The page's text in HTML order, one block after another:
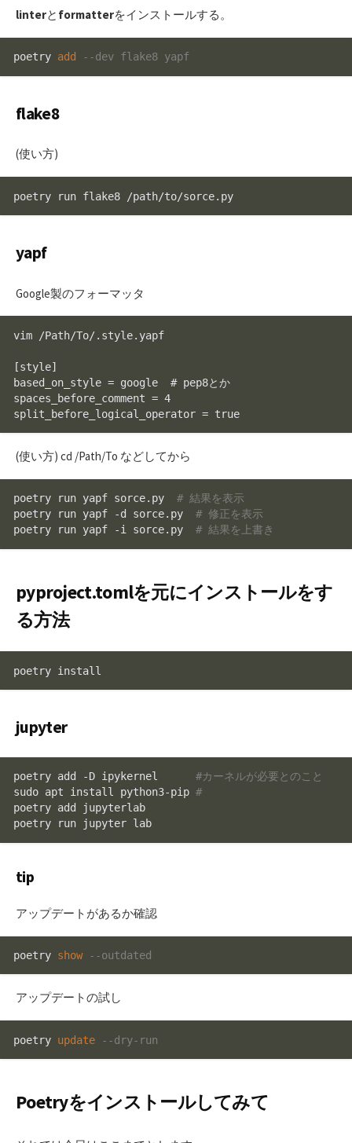
linterと formatterをインストールする。
poetry add --dev flake8 yapf
flake8
(使い方)
poetry run flake8 /path/to/sorce.py
yapf
Google製のフォーマッタ
vim /Path/To/.style.yapf
[style]
based_on_style = google  # pep8とか
spaces_before_comment = 4
split_before_logical_operator = true
(使い方) cd /Path/To などしてから
poetry run yapf sorce.py # 結果を表示
poetry run yapf -d sorce.py # 修正を表示
poetry run yapf -i sorce.py # 結果を上書き
pyproject.tomlを元にインストールをす
る方法
poetry install
jupyter
poetry add -D ipykernel #カーネルが必要とのこと
sudo apt install python3-pip #
poetry add jupyterlab
poetry run jupyter lab
tip
アップデートがあるか確認
poetry show --outdated
アップデートの試し
poetry update --dry-run
Poetryをインストールしてみて